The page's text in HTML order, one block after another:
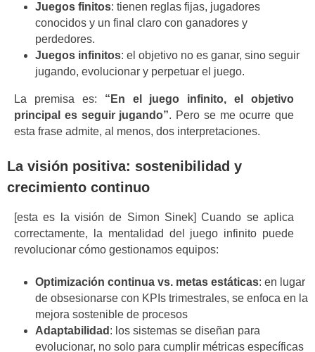
Juegos finitos: tienen reglas fijas, jugadores
conocidos y un final claro con ganadores y
perdedores.
Juegos infinitos: el objetivo no es ganar, sino seguir
jugando, evolucionar y perpetuar el juego.
La premisa es: “En el juego infinito, el objetivo
principal es seguir jugando”. Pero se me ocurre que
esta frase admite, al menos, dos interpretaciones.
La visión positiva: sostenibilidad y
crecimiento continuo
[esta es la visión de Simon Sinek] Cuando se aplica
correctamente, la mentalidad del juego infinito puede
revolucionar cómo gestionamos equipos:
Optimización continua vs. metas estáticas: en lugar
de obsesionarse con KPIs trimestrales, se enfoca en la
mejora sostenible de procesos
Adaptabilidad : los sistemas se diseñan para
evolucionar, no solo para cumplir métricas específicas